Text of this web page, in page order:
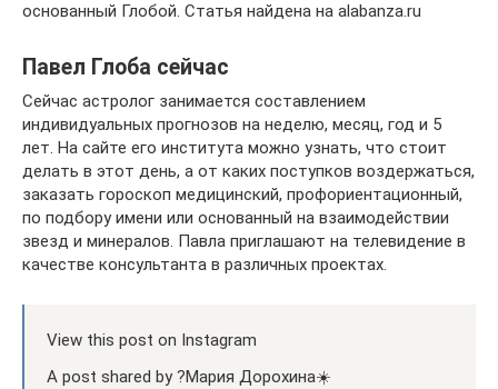
основанный Глобой. Статья найдена на alabanza.ru
Павел Глоба сейчас
Сейчас астролог занимается составлением
индивидуальных прогнозов на неделю, месяц, год и 5
лет. На сайте его института можно узнать, что стоит
делать в этот день, а от каких поступков воздержаться,
заказать гороскоп медицинский, профориентационный,
по подбору имени или основанный на взаимодействии
звезд и минералов. Павла приглашают на телевидение в
качестве консультанта в различных проектах.
View this post on Instagram
A post shared by ?Мария Дорохина☀️